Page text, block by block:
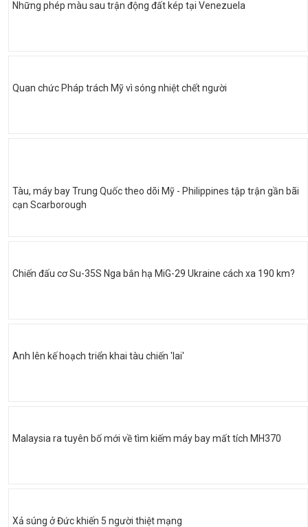
Những phép màu sau trận động đất kép tại Venezuela
Quan chức Pháp trách Mỹ vì sóng nhiệt chết người
Tàu, máy bay Trung Quốc theo dõi Mỹ - Philippines tập trận gần bãi
cạn Scarborough
Chiến đấu cơ Su-35S Nga bắn hạ MiG-29 Ukraine cách xa 190 km?
Anh lên kế hoạch triển khai tàu chiến 'lai'
Malaysia ra tuyên bố mới về tìm kiếm máy bay mất tích MH370
Xả súng ở Đức khiến 5 người thiệt mạng